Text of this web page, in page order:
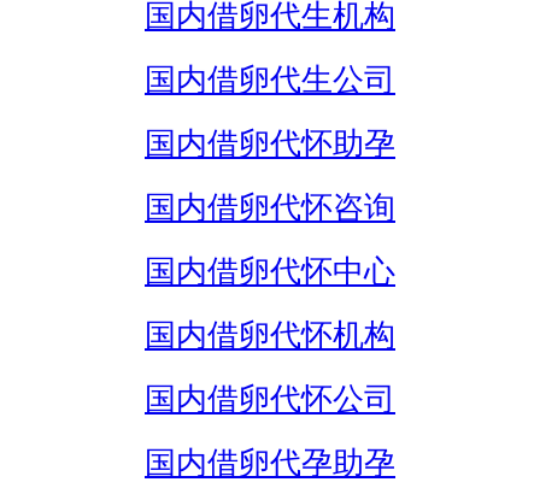
国内借卵代生机构
国内借卵代生公司
国内借卵代怀助孕
国内借卵代怀咨询
国内借卵代怀中心
国内借卵代怀机构
国内借卵代怀公司
国内借卵代孕助孕